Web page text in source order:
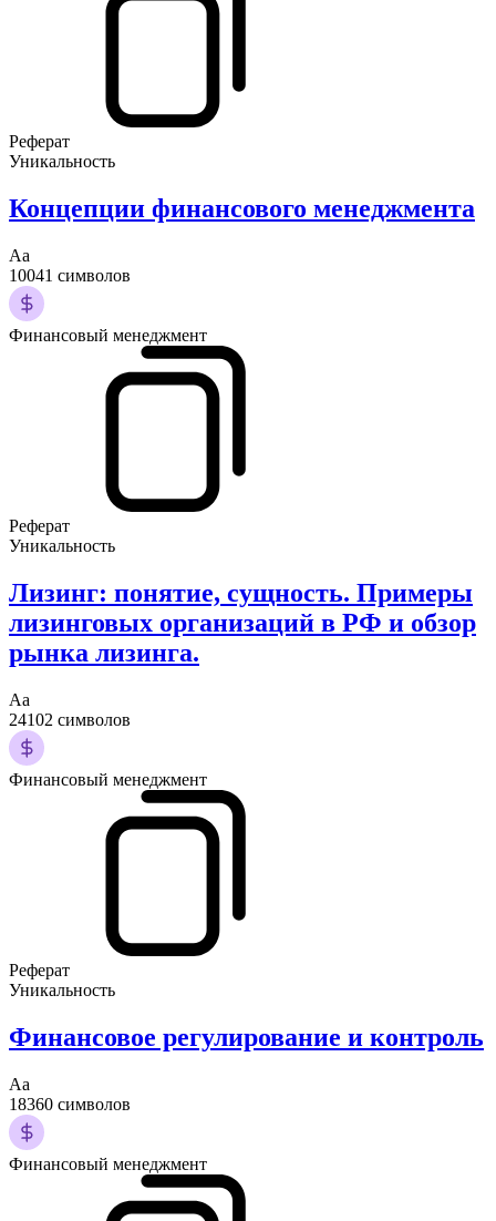
Реферат
Уникальность
Концепции финансового менеджмента
Аа
10041 символов
Финансовый менеджмент
Реферат
Уникальность
Лизинг: понятие, сущность. Примеры
лизинговых организаций в РФ и обзор
рынка лизинга.
Аа
24102 символов
Финансовый менеджмент
Реферат
Уникальность
Финансовое регулирование и контроль
Аа
18360 символов
Финансовый менеджмент